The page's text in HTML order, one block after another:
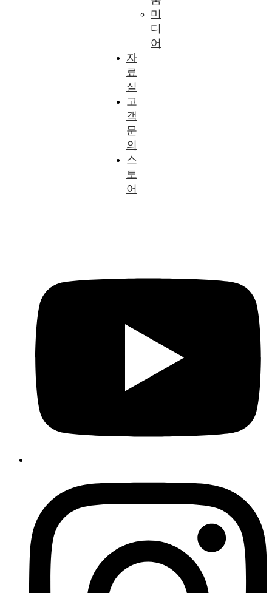
미
디
어
자
료
실
고
객
문
의
스
토
어